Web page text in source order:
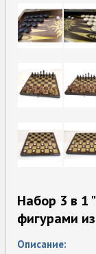
Набор 3 в 1
фигурами
Описание: